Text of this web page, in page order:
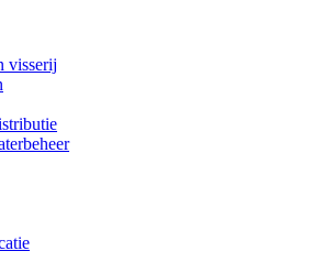
visserij